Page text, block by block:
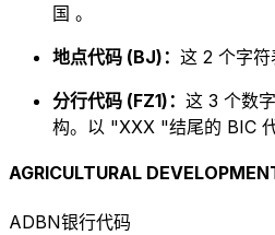
国 。
地点代码 (BJ)： 这 2 个字符
分行代码 (FZ1)： 这 3 个数
构。以 "XXX "结尾的 BIC
AGRICULTURAL
ADBN银行代码